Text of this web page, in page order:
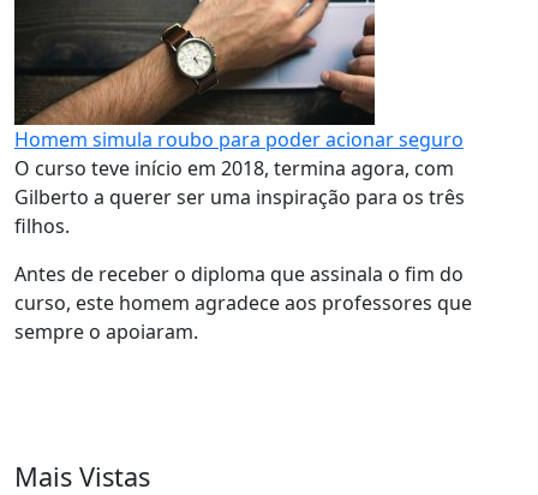
Homem simula roubo para poder acionar seguro
O curso teve início em 2018, termina agora, com
Gilberto a querer ser uma inspiração para os três
filhos.
Antes de receber o diploma que assinala o fim do
curso, este homem agradece aos professores que
sempre o apoiaram.
Mais Vistas